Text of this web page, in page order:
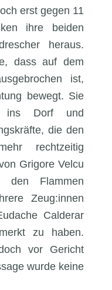
erst gegen 11
ihre beiden
heraus.
dass auf dem
ist,
bewegt. Sie
ins Dorf und
die den
rechtzeitig
Grigore Velcu
den Flammen
Zeug:innen
Calderar
zu haben.
vor Gericht
wurde keine